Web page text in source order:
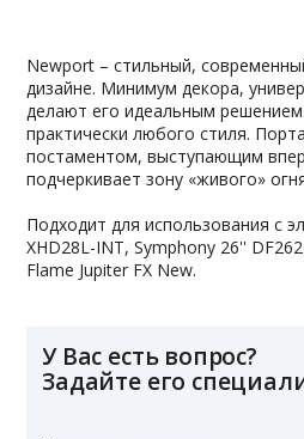
Newport – стильный,
дизайне. Минимум декора,
делают его идеальным
практически любого стиля.
постаментом, выступающим
подчеркивает зону «живого»
Подходит для использования с
XHD28L-INT, Symphony 26''
Flame Jupiter FX New.
У Вас есть вопрос?
Задайте его